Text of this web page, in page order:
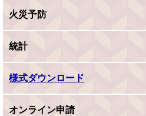
火災予防
統計
様式ダウンロード
オンライン申請